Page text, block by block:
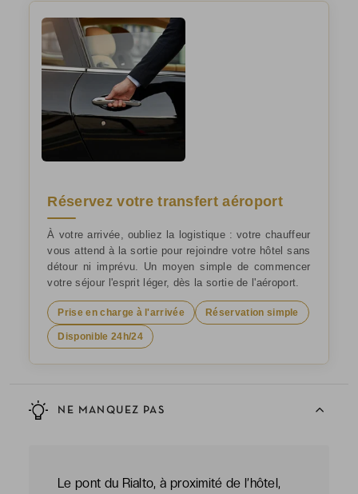
NE MANQUEZ PAS
Le pont du Rialto, à proximité de l’hôtel,
Réservez votre transfert aéroport
À votre arrivée, oubliez la logistique : votre chauffeur
vous attend à la sortie pour rejoindre votre hôtel sans
détour ni imprévu. Un moyen simple de commencer
votre séjour l'esprit léger, dès la sortie de l'aéroport.
Prise en charge à l'arrivée Réservation simple
Disponible 24h/24